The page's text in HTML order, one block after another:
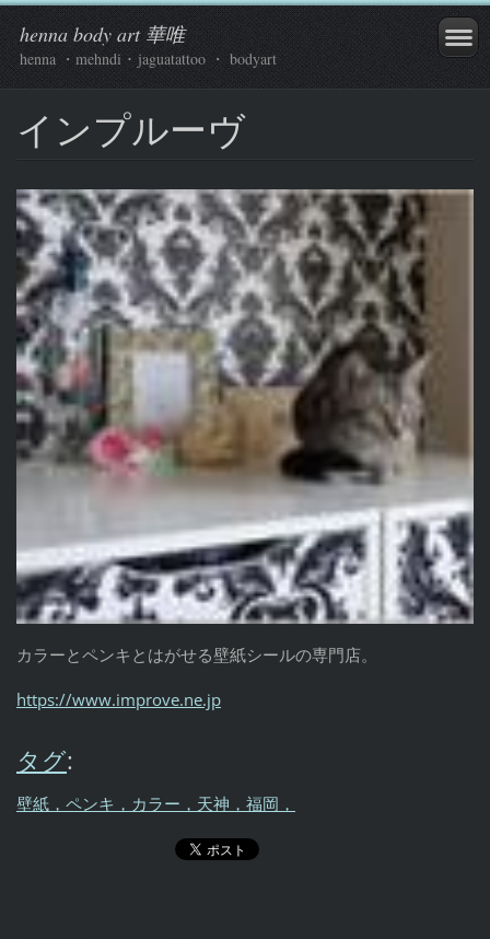
henna body art 華唯
henna ・mehndi ･ jaguatattoo ・ bodyart
インプルーヴ
カラーとペンキとはがせる壁紙シールの専門店。
https://www.improve.ne.jp
タグ:
壁紙，ペンキ，カラー，天神，福岡，